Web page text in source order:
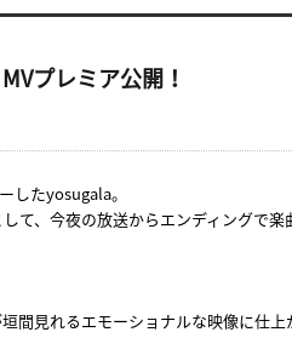
プレミア公開！
したyosugala。
て、今夜の放送からエンディングで楽
間見れるエモーショナルな映像に仕上